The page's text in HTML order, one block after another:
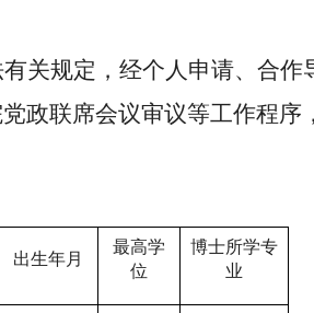
关规定， 经个人申请、合作
政联席会议审议等工作程序
出生年月
最高学
位
博士所学专
业